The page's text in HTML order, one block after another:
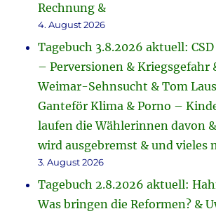
Rechnung &
4. August 2026
Tagebuch 3.8.2026 aktuell:
– Perversionen & Kriegsgefahr
Weimar-Sehnsucht & Tom
Ganteför Klima & Porno –
laufen die Wählerinnen davon
wird ausgebremst & und vieles
3. August 2026
Tagebuch 2.8.2026 aktuell:
Was bringen die Reformen? &